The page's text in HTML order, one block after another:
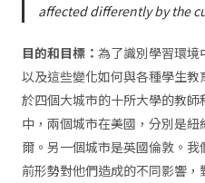
affected differently by the
目的和目標： 為了識別學習環境
以及這些變化如何與各種學生
於四個大城市的十所大學的教
中，兩個城市在美國，分別是
爾。另一個城市是英國倫敦。
前形勢對他們造成的不同影響，